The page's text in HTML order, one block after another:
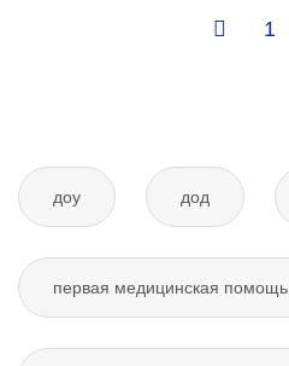
1
доу дод
первая медицинская помощь